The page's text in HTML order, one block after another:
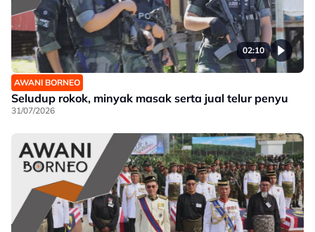
02:10
AWANI BORNEO
Seludup rokok, minyak masak serta jual telur penyu
31/07/2026